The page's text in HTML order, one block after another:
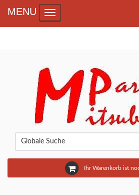
Ihr Warenkorb ist
MENU Toggle navigation